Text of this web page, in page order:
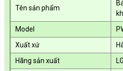
Tên sản phẩm
Model
Xuất xứ
Hãng sản xuất
LG